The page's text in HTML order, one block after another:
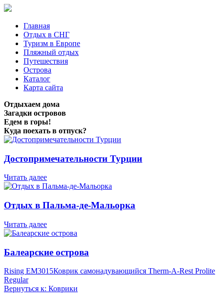
Главная
Отдых в СНГ
Туризм в Европе
Пляжный отдых
Путешествия
Острова
Каталог
Карта сайта
Отдыхаем дома
Загадки островов
Едем в горы!
Куда поехать в отпуск?
Достопримечательности Турции
Читать далее
Отдых в Пальма-де-Мальорка
Читать далее
Балеарские острова
Rising EM3015Коврик самонадувающийся Therm-A-Rest Prolite
Regular
Вернуться к: Коврики